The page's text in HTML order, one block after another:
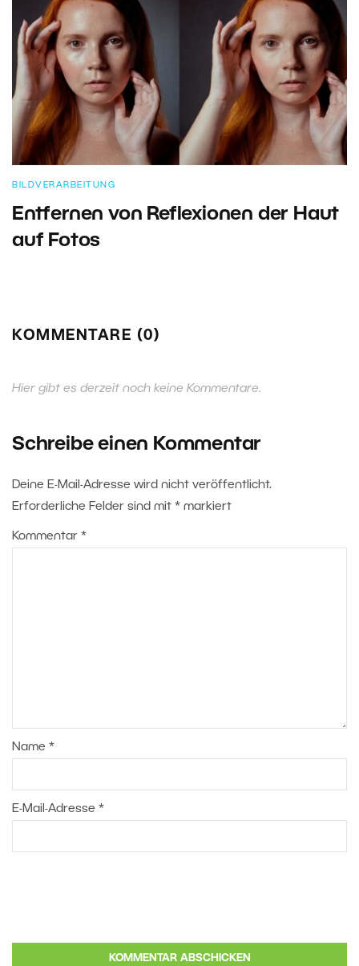
BILDVERARBEITUNG
Entfernen von Reflexionen der Haut
auf Fotos
KOMMENTARE (0)
Hier gibt es derzeit noch keine Kommentare.
Schreibe einen Kommentar
Deine E-Mail-Adresse wird nicht veröffentlicht.
Erforderliche Felder sind mit * markiert
Kommentar *
Name *
E-Mail-Adresse *